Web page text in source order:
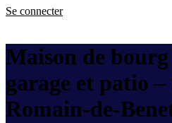
Se connecter
Maison de bourg
garage et patio
Romain-de-